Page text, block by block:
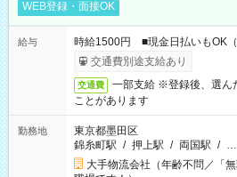
WEB登録・面接OK
給与
時給1500円 ■現金日払いもOK（
交通費別途支給あり
交通費
一部支給 ※登録後、選ん
ことがあります
勤務地
東京都墨田区
錦糸町駅 / 押上駅 / 両国駅 / …
大手物流会社（年齢不問／「